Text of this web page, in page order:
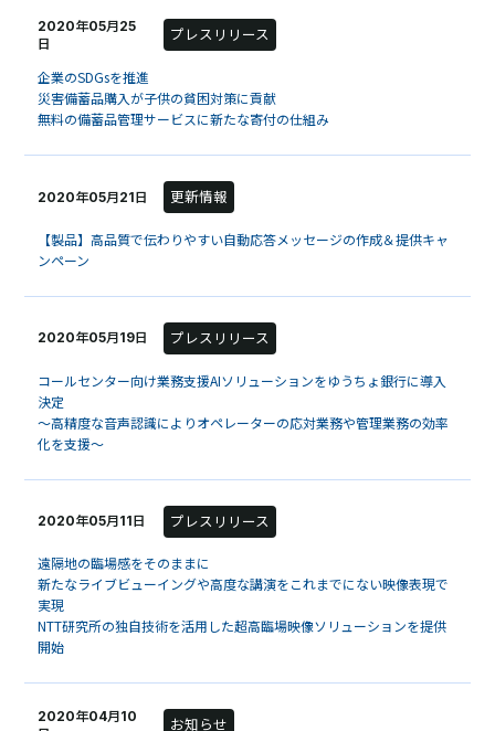
2020年05月25
日
プレスリリース
企業のSDGsを推進
災害備蓄品購入が子供の貧困対策に貢献
無料の備蓄品管理サービスに新たな寄付の仕組み
2020年05月21日 更新情報
【製品】高品質で伝わりやすい自動応答メッセージの作成＆提供キャ
ンペーン
2020年05月19日 プレスリリース
コールセンター向け業務支援AIソリューションをゆうちょ銀行に導入
決定
～高精度な音声認識によりオペレーターの応対業務や管理業務の効率
化を支援～
2020年05月11日 プレスリリース
遠隔地の臨場感をそのままに
新たなライブビューイングや高度な講演をこれまでにない映像表現で
実現
NTT研究所の独自技術を活用した超高臨場映像ソリューションを提供
開始
2020年04月10
お知らせ